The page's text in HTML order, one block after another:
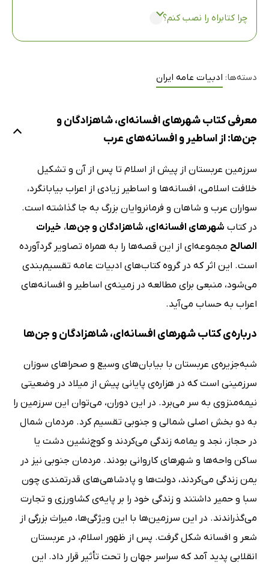
چرا کتابراه را نصب کنم؟
دسته‌ها: ادبیات عامه ایران
معرفی کتاب شهرهای افسانه‌ای، شاهزادگان و
جن‌ها: از اساطیر و افسانه‌های عرب
سرزمین عربستان از پیش از اسلام تا پس از آن و تشکیل
خلافت اسلامی، افسانه‌ها و اساطیر زیادی از اعراب بیابانگرد،
سواران عرب و شاهان و فرمانروایان بزرگ به جا گذاشته است.
در کتاب شهرهای افسانه‌ای، شاهزادگان و جن‌ها، خیرات
الصالح مجموعه‌ای از این قصه‌ها را به همراه تصاویر گردآورده
است. این اثر که در گروه کتاب‌های ادبیات عامه تقسیم‌بندی
می‌شود، منبعی برای مطالعه در زمینه‌ی اساطیر و افسانه‌های
اعراب به حساب می‌آید.
درباره‌ی کتاب شهرهای افسانه‌ای، شاهزادگان و جن‌ها
شبه‌جزیره‌ی عربستان با بیابان‌های وسیع و صحراهای سوزان
سرزمینی است که در هزاره‌ی پایانی پیش از میلاد در وضعیتی
نیمه‌منزوی به سر می‌برد. در این دوران، می‌توان این سرزمین را
به دو بخش اصلی شمالی و جنوبی تقسیم کرد. مردمان شمال
در حجاز، نجد و یمامه زندگی می‌کردند و کوچ‌نشین دشت یا
ساکن واحه‌ها و شهرهای کاروانی بودند. مردمان جنوبی نیز در
یمن زندگی می‌کردند، دولت‌ها و پادشاهی‌های قدرتمندی چون
سبا و حمیر داشتند و زندگی خود را بر پایه‌ی کشاورزی و تجارت
می‌گذراندند. در این سرزمین‌ها با این ویژگی‌ها، میراث بزرگی از
شعر و افسانه شکل گرفت. پس از ظهور اسلام، در عربستان
انقلابی پدید آمد که سراسر جهان را تحت تأثیر قرار داد. این